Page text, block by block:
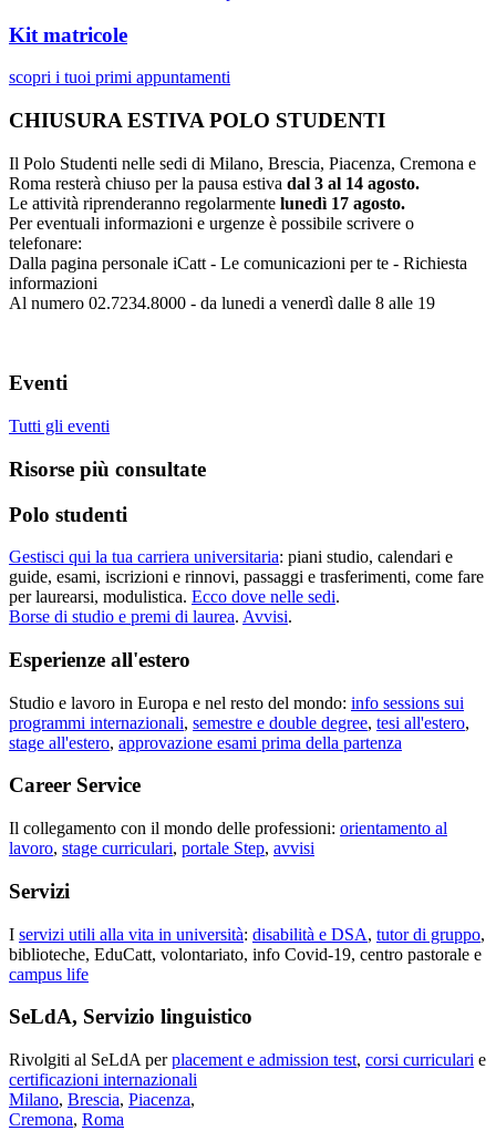
Kit matricole
scopri i tuoi primi appuntamenti
CHIUSURA ESTIVA POLO STUDENTI
Il Polo Studenti nelle sedi di Milano, Brescia, Piacenza, Cremona e
Roma resterà chiuso per la pausa estiva dal 3 al 14 agosto.
Le attività riprenderanno regolarmente lunedì 17 agosto.
Per eventuali informazioni e urgenze è possibile scrivere o
telefonare:
Dalla pagina personale iCatt - Le comunicazioni per te - Richiesta
informazioni
Al numero 02.7234.8000 - da lunedi a venerdì dalle 8 alle 19
Eventi
Tutti gli eventi
Risorse più consultate
Polo studenti
Gestisci qui la tua carriera universitaria: piani studio, calendari e
guide, esami, iscrizioni e rinnovi, passaggi e trasferimenti, come fare
per laurearsi, modulistica. Ecco dove nelle sedi.
Borse di studio e premi di laurea. Avvisi.
Esperienze all'estero
Studio e lavoro in Europa e nel resto del mondo: info sessions sui
programmi internazionali, semestre e double degree, tesi all'estero,
stage all'estero, approvazione esami prima della partenza
Career Service
Il collegamento con il mondo delle professioni: orientamento al
lavoro, stage curriculari, portale Step, avvisi
Servizi
I servizi utili alla vita in università: disabilità e DSA, tutor di gruppo,
biblioteche, EduCatt, volontariato, info Covid-19, centro pastorale e
campus life
SeLdA, Servizio linguistico
Rivolgiti al SeLdA perplacement e admission test, corsi curriculari e
certificazioni internazionali
Milano, Brescia, Piacenza,
Cremona, Roma